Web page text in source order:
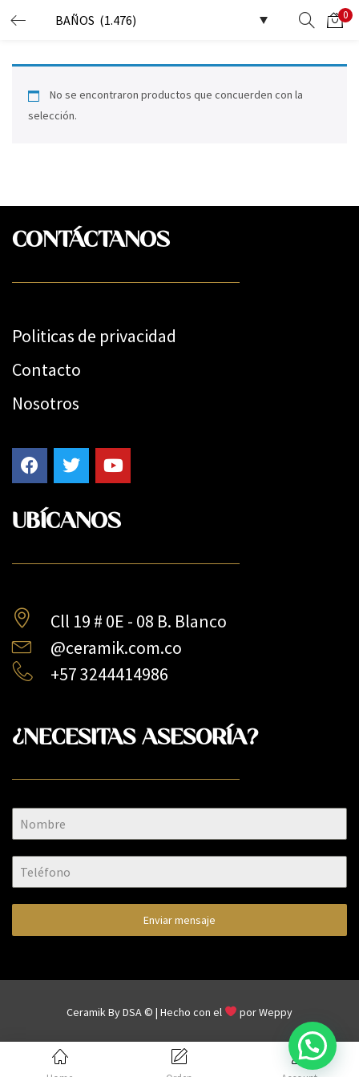
0
LOGIN
No se encontraron productos que concuerden con la
selección.
CONTÁCTANOS
Politicas de privacidad
Contacto
Nosotros
UBÍCANOS
Cll 19 # 0E - 08 B. Blanco
@ceramik.com.co
+57 3244414986
¿NECESITAS ASESORÍA?
Enviar mensaje
Ceramik By DSA © | Hecho con el porWeppy